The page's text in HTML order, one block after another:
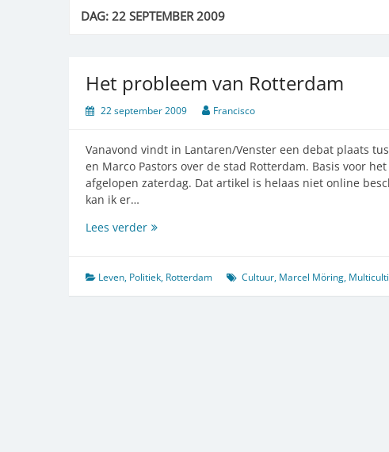
DAG:22 SEPTEMBER 2009
Het probleem van Rotterdam
22 september 2009 Francisco
Vanavond vindt in Lantaren/Venster een debat plaats
en Marco Pastors over de stad Rotterdam. Basis voor
afgelopen zaterdag. Dat artikel is helaas niet online
kan ik er…
Lees verderHet
Rotterdam
Leven, Politiek, Rotterdam Cultuur, Marcel Möring, Multiculti